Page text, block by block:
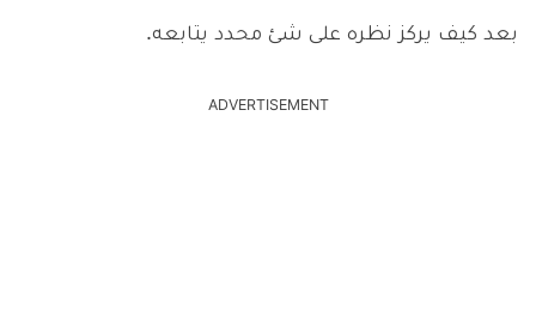
بعد كيف يركز نظره على شئ محدد يتابعه.
ADVERTISEMENT